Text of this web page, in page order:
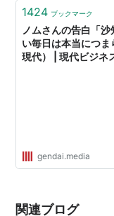
材料になるでしょ
1424 ブックマーク
ノムさんの告白「
い毎日は本当につ
現代） | 現代ビジネ
gendai.media
関連ブログ